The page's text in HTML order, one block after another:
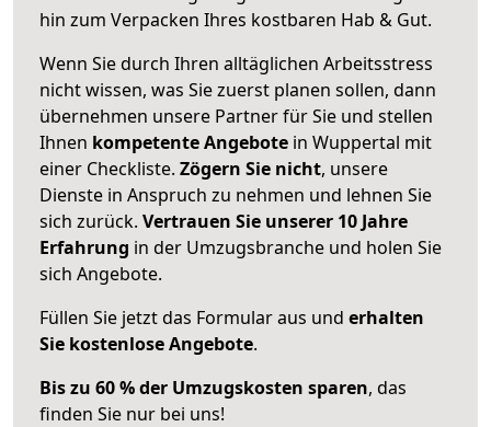
hin zum Verpacken Ihres kostbaren Hab & Gut.
Wenn Sie durch Ihren alltäglichen Arbeitsstress
nicht wissen, was Sie zuerst planen sollen, dann
übernehmen unsere Partner für Sie und stellen
Ihnen kompetente Angebote in Wuppertal mit
einer Checkliste. Zögern Sie nicht, unsere
Dienste in Anspruch zu nehmen und lehnen Sie
sich zurück. Vertrauen Sie unserer 10 Jahre
Erfahrung in der Umzugsbranche und holen Sie
sich Angebote.
Füllen Sie jetzt das Formular aus und erhalten
Sie kostenlose Angebote.
Bis zu 60 % der Umzugskosten sparen, das
finden Sie nur bei uns!